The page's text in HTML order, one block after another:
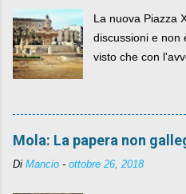
La nuova Piazza
discussioni e non
visto che con
sua lasciandone
Mola: La papera non
Di Mancio - ottobre 26, 2018